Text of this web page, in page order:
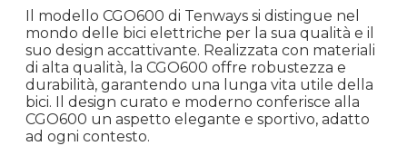
Il modello CGO600 di Tenways si distingue nel
mondo delle bici elettriche per la sua qualità e il
suo design accattivante. Realizzata con materiali
di alta qualità, la CGO600 offre robustezza e
durabilità, garantendo una lunga vita utile della
bici. Il design curato e moderno conferisce alla
CGO600 un aspetto elegante e sportivo, adatto
ad ogni contesto.